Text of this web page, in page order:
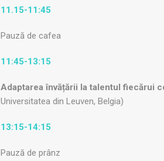
11.15-11:45
Pauză de cafea
11:45-13:15
Adaptarea învățării la talentul fiecărui
Universitatea din Leuven, Belgia)
13:15-14:15
Pauză de prânz